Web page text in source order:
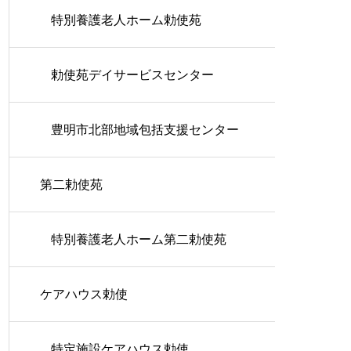
特別養護老人ホーム勅使苑
勅使苑デイサービスセンター
豊明市北部地域包括支援センター
第二勅使苑
特別養護老人ホーム第二勅使苑
ケアハウス勅使